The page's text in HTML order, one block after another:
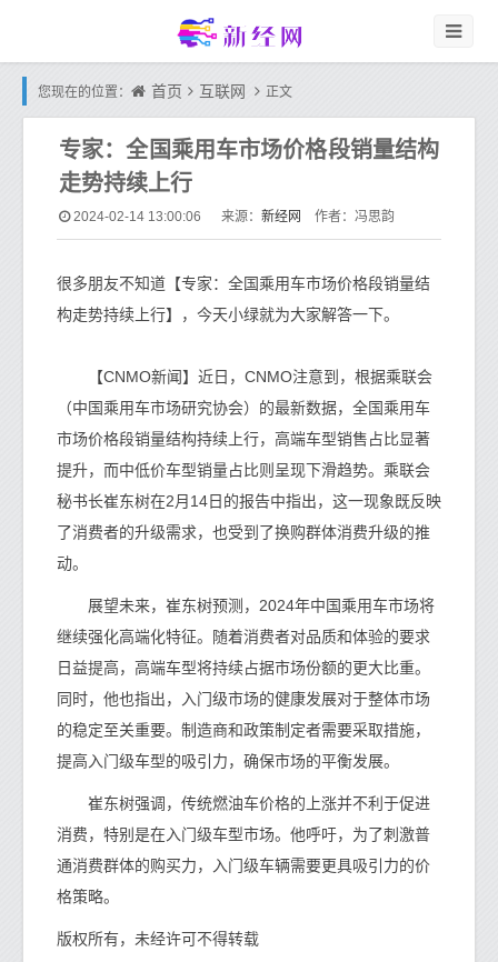
您现在的位置： 首页 互联网 正文
专家：全国乘用车市场价格段销量结构
走势持续上行
2024-02-14 13:00:06 来源： 新经网 作者：冯思韵
很多朋友不知道【专家：全国乘用车市场价格段销量结
构走势持续上行】，今天小绿就为大家解答一下。
【CNMO新闻】近日，CNMO注意到，根据乘联会
（中国乘用车市场研究协会）的最新数据，全国乘用车
市场价格段销量结构持续上行，高端车型销售占比显著
提升，而中低价车型销量占比则呈现下滑趋势。乘联会
秘书长崔东树在2月14日的报告中指出，这一现象既反映
了消费者的升级需求，也受到了换购群体消费升级的推
动。
展望未来，崔东树预测，2024年中国乘用车市场将
继续强化高端化特征。随着消费者对品质和体验的要求
日益提高，高端车型将持续占据市场份额的更大比重。
同时，他也指出，入门级市场的健康发展对于整体市场
的稳定至关重要。制造商和政策制定者需要采取措施，
提高入门级车型的吸引力，确保市场的平衡发展。
崔东树强调，传统燃油车价格的上涨并不利于促进
消费，特别是在入门级车型市场。他呼吁，为了刺激普
通消费群体的购买力，入门级车辆需要更具吸引力的价
格策略。
版权所有，未经许可不得转载